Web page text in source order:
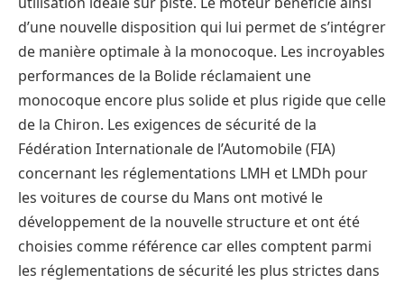
d’une nouvelle disposition qui lui permet de s’intégrer
de manière optimale à la monocoque. Les incroyables
performances de la Bolide réclamaient une
monocoque encore plus solide et plus rigide que celle
de la Chiron. Les exigences de sécurité de la
Fédération Internationale de l’Automobile (FIA)
concernant les réglementations LMH et LMDh pour
les voitures de course du Mans ont motivé le
développement de la nouvelle structure et ont été
choisies comme référence car elles comptent parmi
les réglementations de sécurité les plus strictes dans